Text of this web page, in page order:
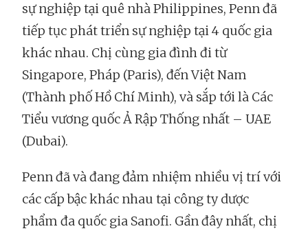
sự nghiệp tại quê nhà Philippines, Penn đã
tiếp tục phát triển sự nghiệp tại 4 quốc gia
khác nhau. Chị cùng gia đình đi từ
Singapore, Pháp (Paris), đến Việt Nam
(Thành phố Hồ Chí Minh), và sắp tới là Các
Tiểu vương quốc Ả Rập Thống nhất – UAE
(Dubai).
Penn đã và đang đảm nhiệm nhiều vị trí với
các cấp bậc khác nhau tại công ty dược
phẩm đa quốc gia Sanofi. Gần đây nhất, chị